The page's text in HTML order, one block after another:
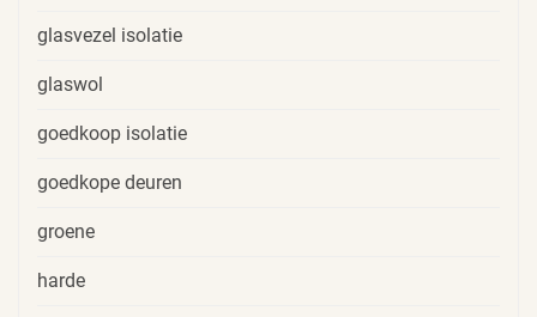
glasvezel isolatie
glaswol
goedkoop isolatie
goedkope deuren
groene
harde